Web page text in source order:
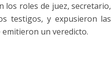
los roles de juez, secretario,
testigos, y expusieron las
un veredicto.